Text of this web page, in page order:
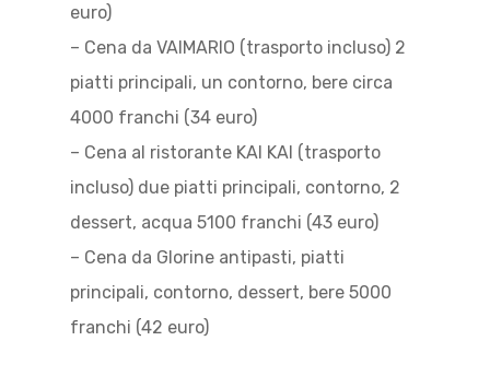
euro)
– Cena da VAIMARIO (trasporto incluso) 2
piatti principali, un contorno, bere circa
4000 franchi (34 euro)
– Cena al ristorante KAI KAI (trasporto
incluso) due piatti principali, contorno, 2
dessert, acqua 5100 franchi (43 euro)
– Cena da Glorine antipasti, piatti
principali, contorno, dessert, bere 5000
franchi (42 euro)